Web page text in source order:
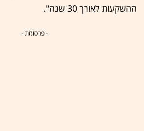
ההשקעות לאורך 30 שנה".
- פרסומת -